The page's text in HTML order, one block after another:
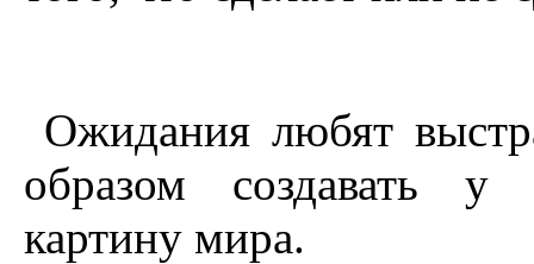
Ожидания любят
образом создавать у
картину мира.